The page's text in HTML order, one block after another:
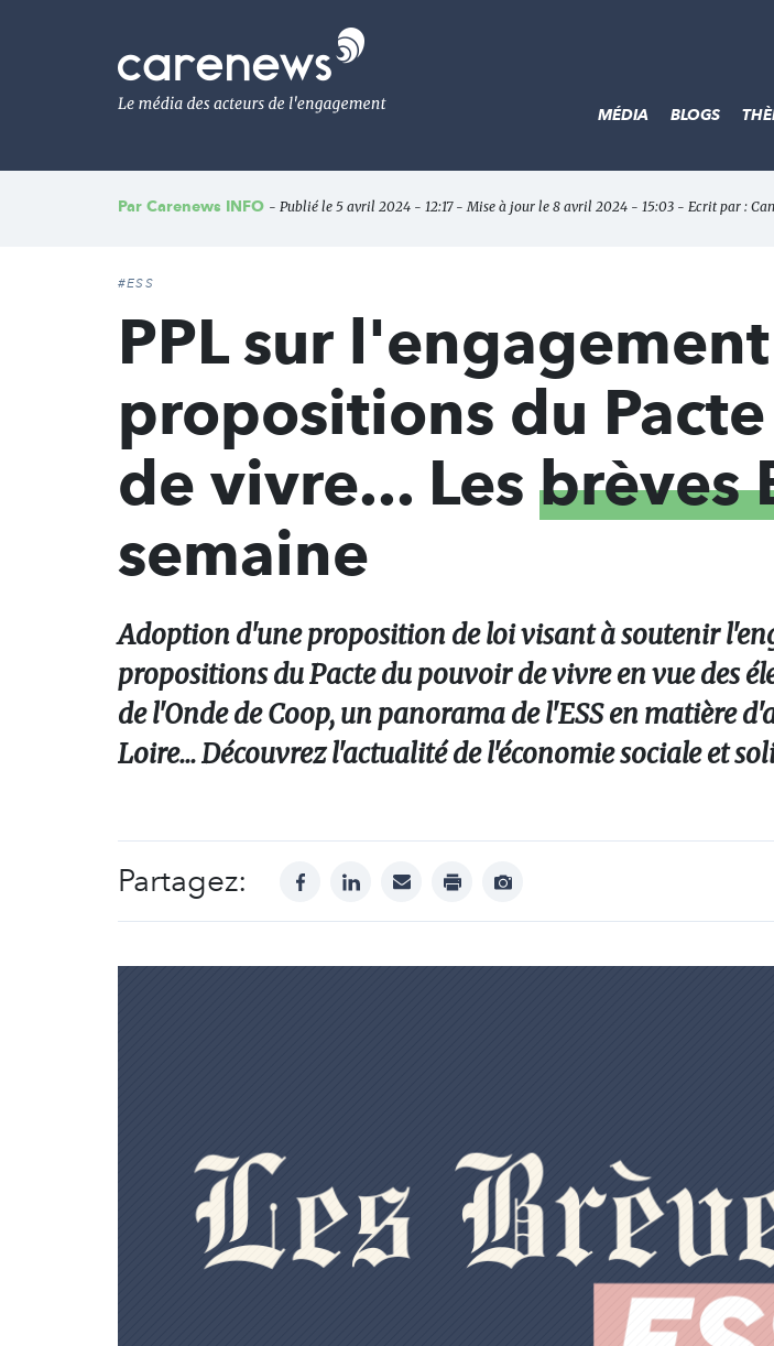
Le
média
de
l'engagement
MÉDIA BLOGS
Par Carenews INFO - Publié le 5 avril 2024 - 12:17 - Mise à jour le 8 avril 2024 - 15:03 - Ecrit par :
#ESS
PPL sur
propositions du
de vivre... Les brèves
semaine
Adoption d'une proposition de loi visant à soutenir
propositions du Pacte du pouvoir de vivre en vue des
de l'Onde de Coop, un panorama de l'ESS en matière
Loire... Découvrez l'actualité de l'économie sociale et
Partagez: facebooklinkedinmail print
Afficher